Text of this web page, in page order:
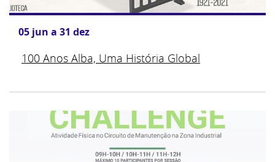
05 jun a 31 dez
100 Anos Alba, Uma História Global